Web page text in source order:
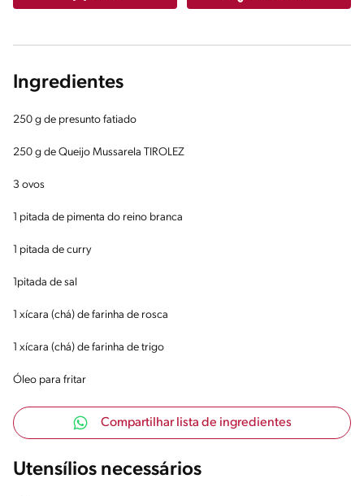
Ingredientes
250 g de presunto fatiado
250 g de Queijo Mussarela TIROLEZ
3 ovos
1 pitada de pimenta do reino branca
1 pitada de curry
1pitada de sal
1 xícara (chá) de farinha de rosca
1 xícara (chá) de farinha de trigo
Óleo para fritar
Compartilhar lista de ingredientes
Utensílios necessários